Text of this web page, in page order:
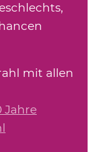
mit allen
Jahre